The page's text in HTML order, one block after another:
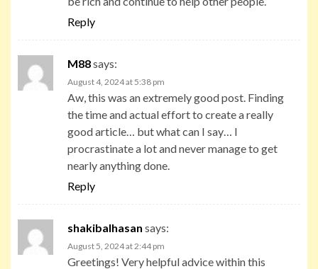
Reply
M88says:
August 4, 2024 at 5:38 pm
Aw, this was an extremely good post. Finding
the time and actual effort to create a really
good article… but what can I say… I
procrastinate a lot and never manage to get
nearly anything done.
Reply
shakibalhasan says:
August 5, 2024 at 2:44 pm
Greetings! Very helpful advice within this